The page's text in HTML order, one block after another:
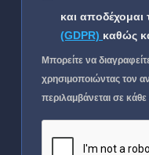
και αποδέχομαι
(GDPR) καθώς
Μπορείτε να
χρησιμοποιώντας τον
περιλαμβάνεται σε